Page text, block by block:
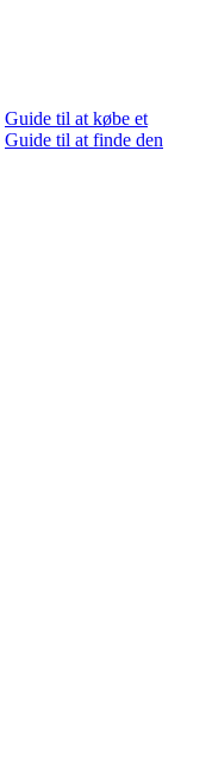
Guide til at købe et
Guide til at finde den